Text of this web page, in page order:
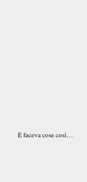
E faceva cose così…